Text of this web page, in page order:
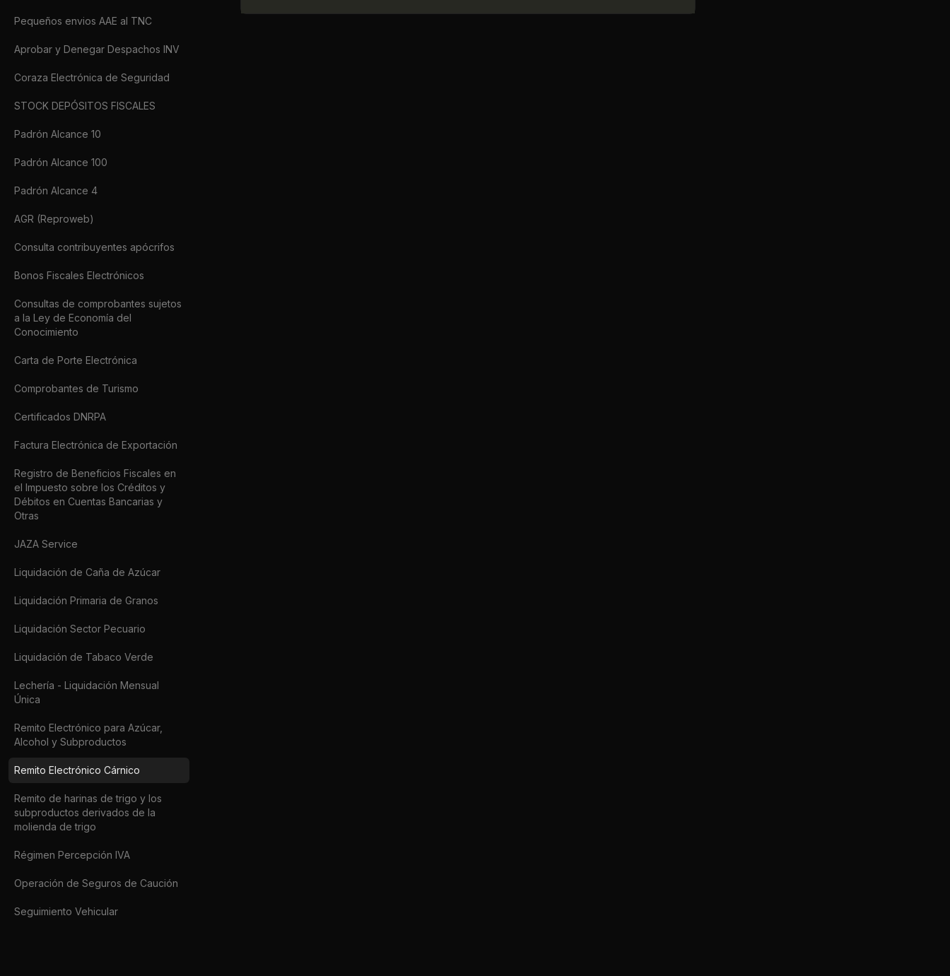
Pequeños envios AAE al TNC
Aprobar y Denegar Despachos INV
Coraza Electrónica de Seguridad
STOCK DEPÓSITOS FISCALES
Padrón Alcance 10
Padrón Alcance 100
Padrón Alcance 4
AGR (Reproweb)
Consulta contribuyentes apócrifos
Bonos Fiscales Electrónicos
Consultas de comprobantes sujetos
a la Ley de Economía del
Conocimiento
Carta de Porte Electrónica
Comprobantes de Turismo
Certificados DNRPA
Factura Electrónica de Exportación
Registro de Beneficios Fiscales en
el Impuesto sobre los Créditos y
Débitos en Cuentas Bancarias y
Otras
JAZA Service
Liquidación de Caña de Azúcar
Liquidación Primaria de Granos
Liquidación Sector Pecuario
Liquidación de Tabaco Verde
Lechería - Liquidación Mensual
Única
Remito Electrónico para Azúcar,
Alcohol y Subproductos
Remito Electrónico Cárnico
Remito de harinas de trigo y los
subproductos derivados de la
molienda de trigo
Régimen Percepción IVA
Operación de Seguros de Caución
Seguimiento Vehicular